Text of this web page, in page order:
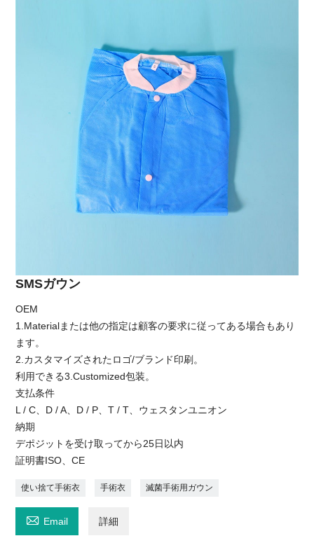
SMSガウン
OEM
1.Materialまたは他の指定は顧客の要求に従ってある場合もあり
ます。
2.カスタマイズされたロゴ/ブランド印刷。
利用できる3.Customized包装。
支払条件
L / C、D / A、D / P、T / T、ウェスタンユニオン
納期
デポジットを受け取ってから25日以内
証明書ISO、CE
使い捨て手術衣 手術衣 滅菌手術用ガウン
 Email 詳細